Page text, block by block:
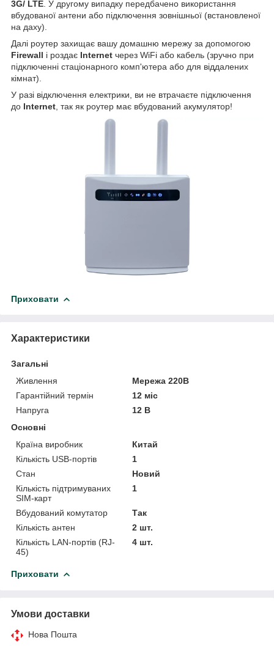
3G/ LTE . У другому випадку передбачено використання
вбудованої антени або підключення зовнішньої (встановленої
на даху).
Далі роутер захищає вашу домашню мережу за допомогою
Firewall і роздає Internet через WiFi або кабель (зручно при
підключенні стаціонарного комп'ютера або для віддалених
кімнат).
У разі відключення електрики, ви не втрачаєте підключення
до Internet , так як роутер має вбудований акумулятор!
Приховати
Характеристики
Загальні
Живлення
Мережа 220В
Гарантійний термін
12 міс
Напруга
12 В
Основні
Країна виробник
Китай
Кількість USB-портів
1
Стан
Новий
Кількість підтримуваних
SIM-карт
1
Вбудований комутатор
Так
Кількість антен
2 шт.
Кількість LAN-портів (RJ-
45)
4 шт.
Приховати
Умови доставки
Нова Пошта